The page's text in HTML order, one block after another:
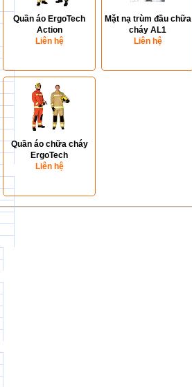
Quần áo ErgoTech
Action
Liên hệ
Mặt nạ trùm đầu chữa
cháy AL1
Liên hệ
Quần áo chữa cháy
ErgoTech
Liên hệ